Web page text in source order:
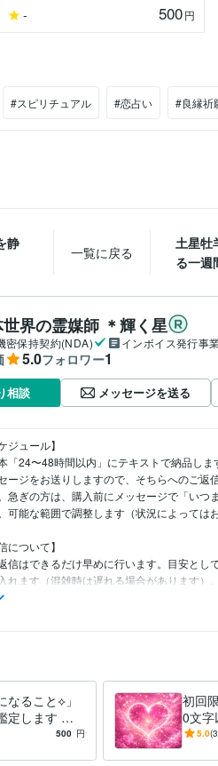
- 500円
#スピリチュアル #恋占い #良縁祈
静
一覧に戻る
土星牡
る一週
界の霊媒師 ＊輝く星
密保持契約(NDA) インボイス発行事
5.0フォロワー1
相談 メッセージを送る
ジュール】
「24〜48時間以内」にテキストで納品し
ージをお送りしますので、そちらへのご返
急ぎの方は、購入前にメッセージで「いつ
可能な範囲で調整します（状況によっては
について】
信はできるだけ早めに行います。目安とし
れます（混雑時は遅れる場合があります）
届け日数」は目安表示のため、確定納期が
や深夜帯は返信が遅くなることがあります
ご連絡します。
習 / RPA・AI導入支援コンサルタント
ディレクター / プロジェクトマネージャー
サポート・カスタマーサクセス / コールセ
なること⟡」
定します 笑
めに、視てほ
500 円
初回
0文字
はお
5.0